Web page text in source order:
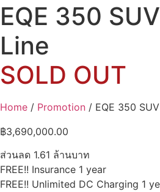
EQE 350
Line
SOLD OUT
Home / Promotion / EQE 350
฿3,690,000.00
ส่วนลด 1.61 ล้านบาท
FREE!! Insurance 1 year
FREE!! Unlimited DC Charging 1